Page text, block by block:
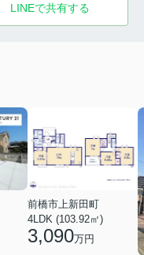
LINEで共有する
前橋市上新田町
4LDK (103.92㎡)
3,090万円